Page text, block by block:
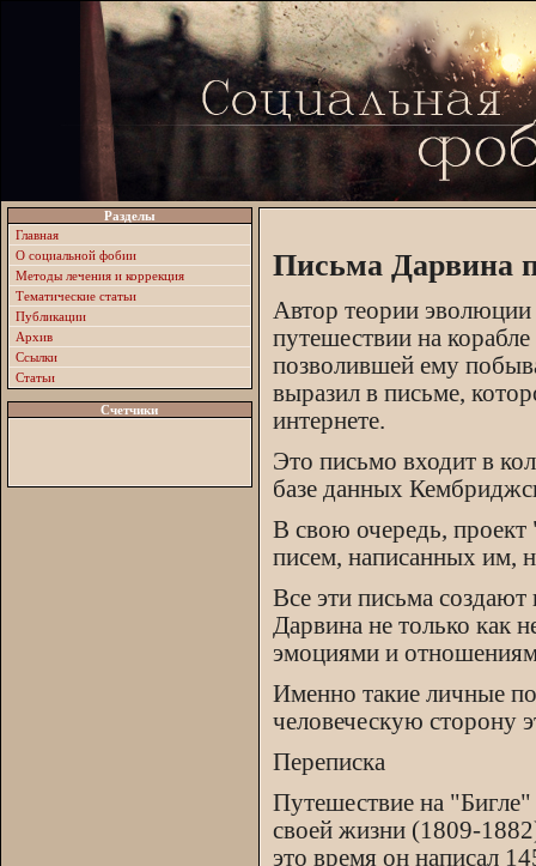
Разделы
Главная
О социальной фобии
Методы лечения и коррекция
Тематические статьи
Публикации
Архив
Ссылки
Статьи
Счетчики
Письма Дарвина
Автор теории эволюции
путешествии на
позволившей ему
выразил в письме,
интернете.
Это письмо входит в
базе данных
В свою очередь,
писем, написанных им,
Все эти письма
Дарвина не только как
эмоциями и
Именно такие личные
человеческую сторону
Переписка
Путешествие на
своей жизни (1809-
это время он написал